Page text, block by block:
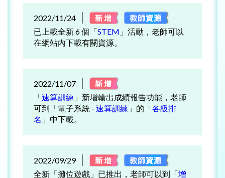
2022/11/24
已上載全新 6 個「STEM 」活動，老師可以
在網站內下載有關資源。
2022/11/07
「速算訓練 」新增輸出成績報告功能，老師
可到「電子系統 - 速算訓練 」的「各級排
名 」中下載。
2022/09/29
全新「攤位遊戲」已推出，老師可以到「增